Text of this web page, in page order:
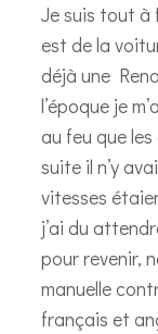
Je suis tout à
est de la
déjà une
l’époque je
au feu que
suite il n’y
vitesses
j’ai du
pour revenir,
manuelle
français et